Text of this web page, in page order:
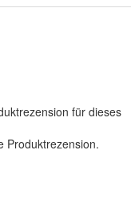
für dieses
Produktrezension.